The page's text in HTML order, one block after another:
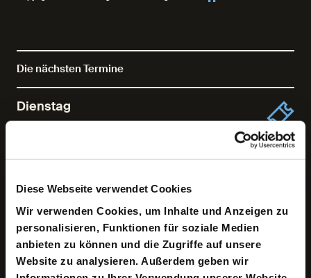
Diese Webseite verwendet Cookies
Wir verwenden Cookies, um Inhalte und Anzeigen zu
personalisieren, Funktionen für soziale Medien
anbieten zu können und die Zugriffe auf unsere
Website zu analysieren. Außerdem geben wir
Die nächsten Termine
Dienstag
Mittwoch
21/10/2026 / 19.30 Uhr / MalerSaal
1964 gibt Hannah Arendt dem noch jungen Journalisten
Günter Gaus ein Interview, das inzwischen legendär ist.
Arendt begegnet ihrem sanften Gegenüber mit der